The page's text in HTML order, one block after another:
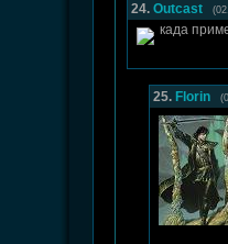
24. Outcast
када
25. Florin